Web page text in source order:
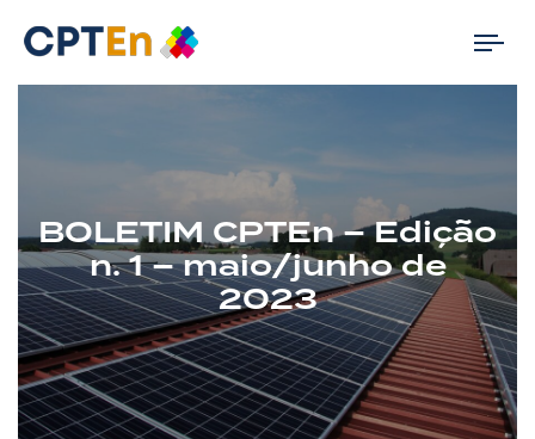
BOLETIM CPTEn – Edição
n. 1 – maio/junho de
2023